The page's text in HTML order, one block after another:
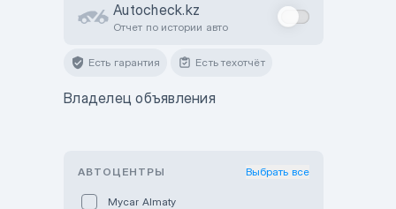
Autocheck.kz
Отчет по истории авто
Есть гарантия Есть техотчёт
Владелец объявления
АВТОЦЕНТРЫ Выбрать все
Mycar Almaty